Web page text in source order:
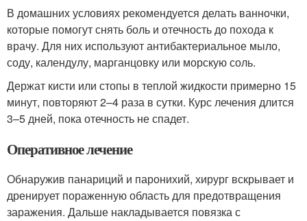
В домашних условиях рекомендуется делать ванночки,
которые помогут снять боль и отечность до похода к
врачу. Для них используют антибактериальное мыло,
соду, календулу, марганцовку или морскую соль.
Держат кисти или стопы в теплой жидкости примерно 15
минут, повторяют 2–4 раза в сутки. Курс лечения длится
3–5 дней, пока отечность не спадет.
Оперативное лечение
Обнаружив панариций и паронихий, хирург вскрывает и
дренирует пораженную область для предотвращения
заражения. Дальше накладывается повязка с